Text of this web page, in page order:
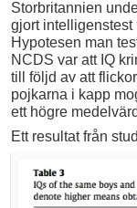
Storbritannien
gjort intelligenstest
Hypotesen man
NCDS var att IQ
till följd av att
pojkarna i kapp
ett högre
Ett resultat från